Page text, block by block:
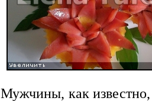
Мужчины, как